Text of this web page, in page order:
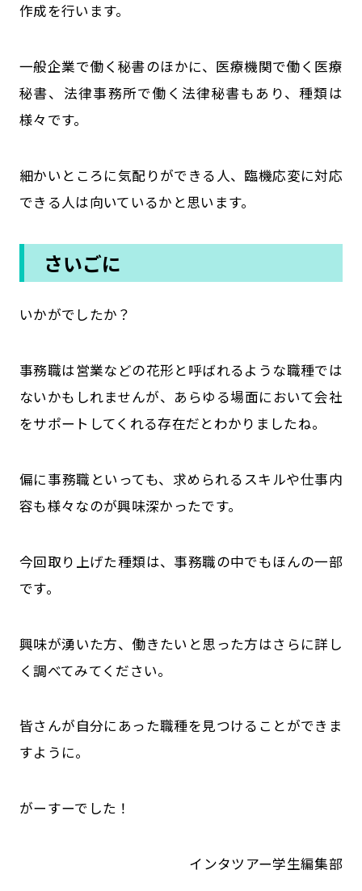
作成を行います。
一般企業で働く秘書のほかに、医療機関で働く医療
秘書、法律事務所で働く法律秘書もあり、種類は
様々です。
細かいところに気配りができる人、臨機応変に対応
できる人は向いているかと思います。
さいごに
いかがでしたか？
事務職は営業などの花形と呼ばれるような職種では
ないかもしれませんが、あらゆる場面において会社
をサポートしてくれる存在だとわかりましたね。
偏に事務職といっても、求められるスキルや仕事内
容も様々なのが興味深かったです。
今回取り上げた種類は、事務職の中でもほんの一部
です。
興味が湧いた方、働きたいと思った方はさらに詳し
く調べてみてください。
皆さんが自分にあった職種を見つけることができま
すように。
がーすーでした！
インタツアー学生編集部